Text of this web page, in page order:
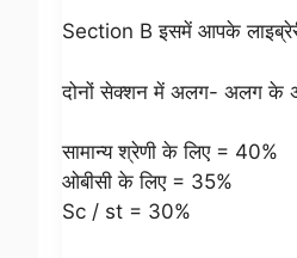
Section B इसमें आपके
दोनों सेक्शन में अलग- अलग के
सामान्य श्रेणी के लिए = 40%
ओबीसी के लिए = 35%
Sc / st = 30%